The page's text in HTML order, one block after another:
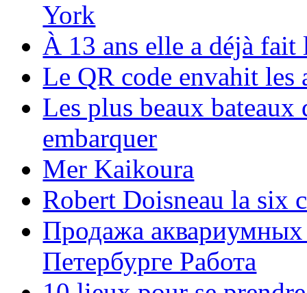
York
À 13 ans elle a déjà
Le QR code envahit les
Les plus beaux bateaux
embarquer
Mer Kaikoura
Robert Doisneau la six
Продажа аквариумных
Петербурге Работа